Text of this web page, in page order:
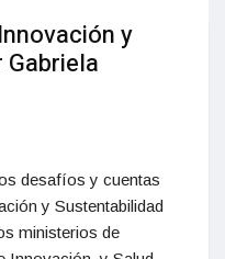
y
desafíos y cuentas
y Sustentabilidad
ministerios de